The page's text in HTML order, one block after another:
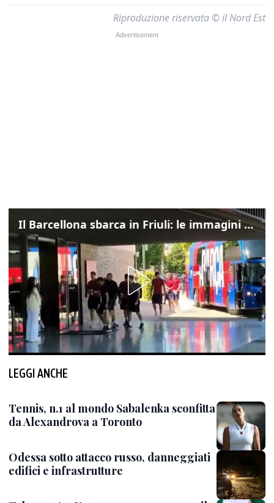
Riproduzione riservata © il Nord Est
Il Barcellona sbarca in Friuli: le immagini dell'arrivo in albergo
LEGGI ANCHE
Tennis, n.1 al mondo Sabalenka sconfitta
da Alexandrova a Toronto
Odessa sotto attacco russo, danneggiati
edifici e infrastrutture